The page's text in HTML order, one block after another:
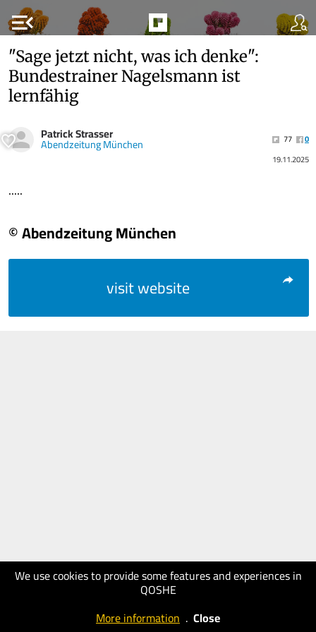
menu_open
We use cookies to provide some features and experiences in
QOSHE
More information . Close
"Sage jetzt nicht, was ich denke":
Bundestrainer Nagelsmann ist
lernfähig
Patrick Strasser
Abendzeitung München 77
0
19.11.2025
.....
© Abendzeitung München
visit website